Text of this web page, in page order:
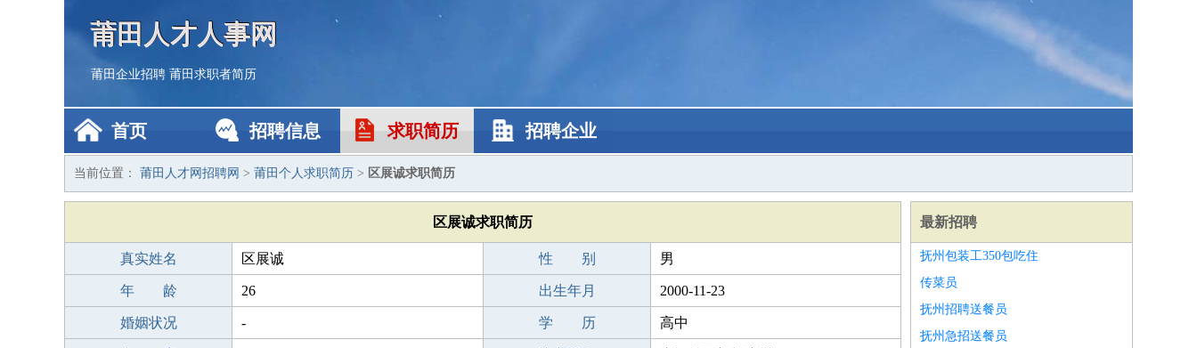
莆田人才人事网
莆田企业招聘 莆田求职者简历
首页 招聘信息 求职简历 招聘企业
当前位置： 莆田人才网招聘网 > 莆田个人求职简历 > 区展诚求职简历
区展诚求职简历
真实姓名 区展诚 性 别 男
年 龄 26 出生年月 2000-11-23
婚姻状况 - 学 历 高中
最新招聘
抚州包装工350包吃住
传菜员
抚州招聘送餐员
抚州急招送餐员